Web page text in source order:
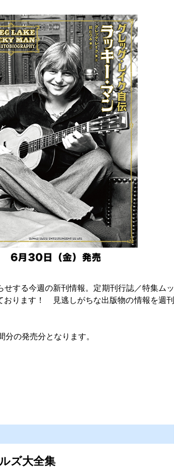
せする今週の新刊情報。定期刊行誌／特集ムッ
おります！ 見逃しがちな出版物の情報を週刊
の発売分となります。
ズ大全集